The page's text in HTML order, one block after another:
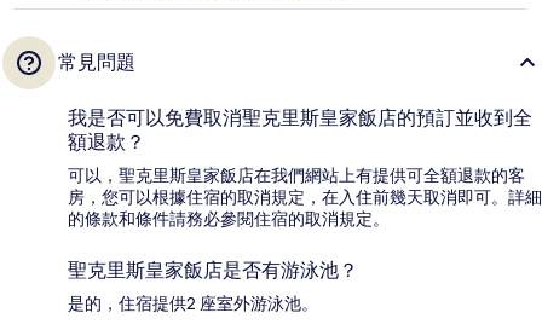
常見問題
我是否可以免費取消聖克里斯皇家飯店的預訂並收到全
額退款？
可以，聖克里斯皇家飯店在我們網站上有提供可全額退款的客
房，您可以根據住宿的取消規定，在入住前幾天取消即可。詳細
的條款和條件請務必參閱住宿的取消規定。
聖克里斯皇家飯店是否有游泳池？
是的，住宿提供2 座室外游泳池。